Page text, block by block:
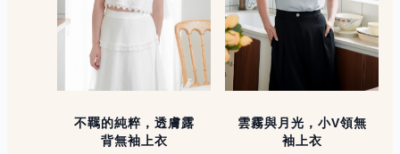
不羈的純粹，透膚露
背無袖上衣
雲霧與月光，小V領無
袖上衣